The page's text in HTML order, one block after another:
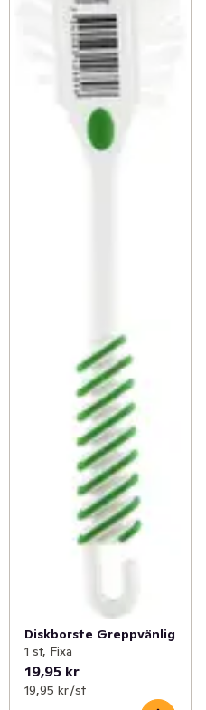
Diskborste Greppvänlig
1 st, Fixa
19,95 kr
19,95 kr /st